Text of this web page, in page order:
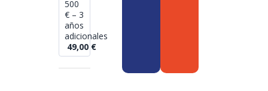
500
€ – 3
años
adicionales
49,00 €